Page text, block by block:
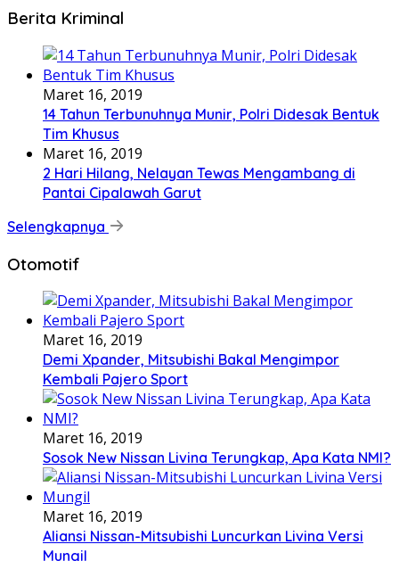
Berita Kriminal
Maret 16, 2019
14 Tahun Terbunuhnya Munir, Polri Didesak Bentuk
Tim Khusus
Maret 16, 2019
2 Hari Hilang, Nelayan Tewas Mengambang di
Pantai Cipalawah Garut
Selengkapnya
Otomotif
Maret 16, 2019
Demi Xpander, Mitsubishi Bakal Mengimpor
Kembali Pajero Sport
Maret 16, 2019
Sosok New Nissan Livina Terungkap, Apa Kata NMI?
Maret 16, 2019
Aliansi Nissan-Mitsubishi Luncurkan Livina Versi
Mungil